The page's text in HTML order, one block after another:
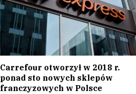
Carrefour otworzył w 2018 r.
ponad sto nowych sklepów
franczyzowych w Polsce